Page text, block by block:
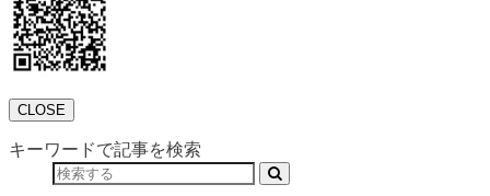
CLOSE
キーワードで記事を検索